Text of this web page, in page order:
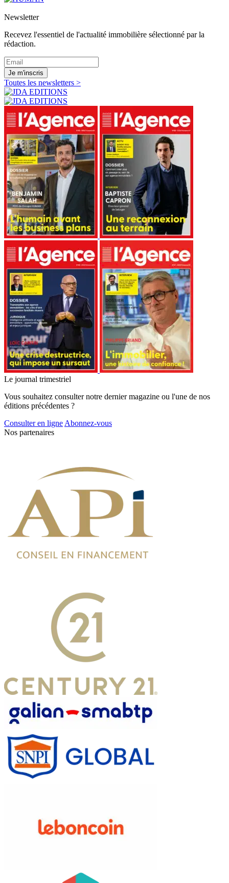
Newsletter
Recevez l'essentiel de l'actualité immobilière sélectionné par la
rédaction.
Je m'inscris
Toutes les newsletters >
Le journal trimestriel
Vous souhaitez consulter notre dernier magazine ou l'une de nos
éditions précédentes ?
Consulter en ligne Abonnez-vous
Nos partenaires